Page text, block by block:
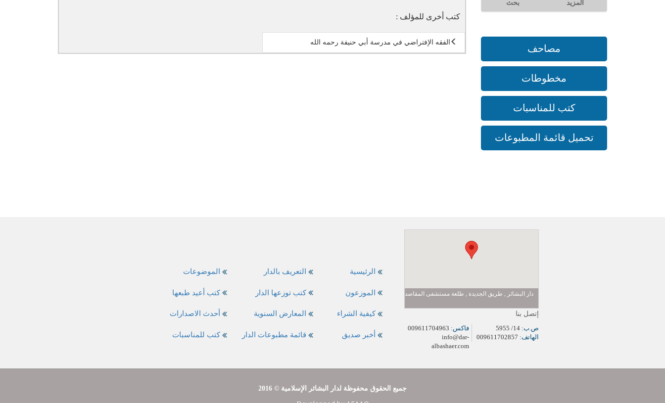
كتب أخرى للمؤلف :
الفقه الإفتراضي في مدرسة أبي حنيفة رحمه الله
بحث المزيد
مصاحف
مخطوطات
كتب للمناسبات
تحميل قائمة المطبوعات
الموضوعات
كتب أعيد طبعها
أحدث الاصدارات
كتب للمناسبات
التعريف بالدار
كتب توزعها الدار
المعارض السنوية
قائمة مطبوعات الدار
الرئيسية
الموزعون
كيفية الشراء
أخبر صديق
دار البشائر , طريق الجديدة , طلعة مستشفى المقاصد
إتصل بنا
ص.ب:
الهاتف:
فاكس:
info@dar-
albashaer.com
2016 © جميع الحقوق محفوظة لدار البشائر الإسلامية